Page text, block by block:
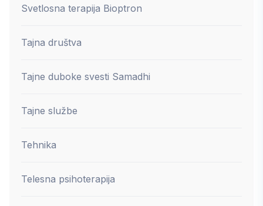
Svetlosna terapija Bioptron
Tajna društva
Tajne duboke svesti Samadhi
Tajne službe
Tehnika
Telesna psihoterapija